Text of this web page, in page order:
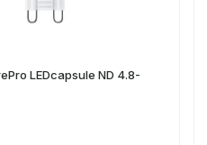
LEDcapsule ND 4.8-